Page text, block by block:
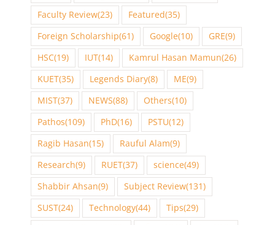
Faculty Review(23) Featured(35)
Foreign Scholarship(61) Google(10) GRE(9)
HSC(19) IUT(14) Kamrul Hasan Mamun(26)
KUET(35) Legends Diary(8) ME(9)
MIST(37) NEWS(88) Others(10)
Pathos(109) PhD(16) PSTU(12)
Ragib Hasan(15) Rauful Alam(9)
Research(9) RUET(37) science(49)
Shabbir Ahsan(9) Subject Review(131)
SUST(24) Technology(44) Tips(29)